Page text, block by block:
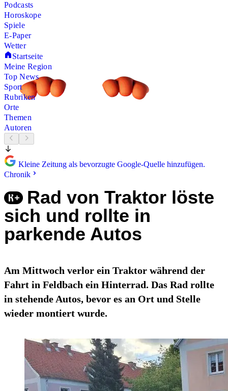
Podcasts
Horoskope
Spiele
E-Paper
Wetter
Startseite
Meine Region
Top News
Sport
Rubriken
Orte
Themen
Autoren
Kleine Zeitung als bevorzugte Google-Quelle hinzufügen.
Chronik
Rad von Traktor löste
sich und rollte in
parkende Autos
Am Mittwoch verlor ein Traktor während der
Fahrt in Feldbach ein Hinterrad. Das Rad rollte
in stehende Autos, bevor es an Ort und Stelle
wieder montiert wurde.